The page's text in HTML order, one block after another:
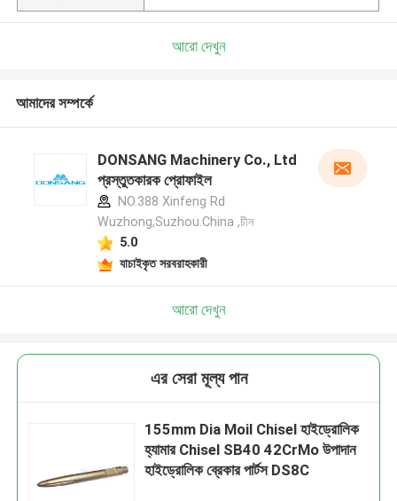
আরো দেখুন
আমাদের সম্পর্কে
DONSANG Machinery Co., Ltd
প্রস্তুতকারক প্রোফাইল
NO.388 Xinfeng Rd
Wuzhong,Suzhou.China ,চীন
5.0
যাচাইকৃত সরবরাহকারী
আরো দেখুন
এর সেরা মূল্য পান
155mm Dia Moil Chisel হাইড্রোলিক
হ্যামার Chisel SB40 42CrMo উপাদান
হাইড্রোলিক ব্রেকার পার্টস DS8C